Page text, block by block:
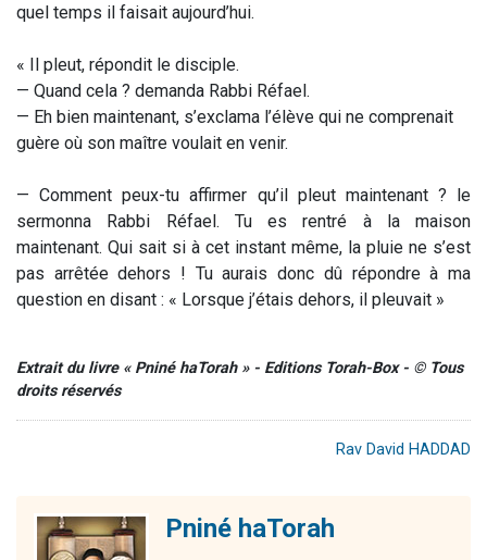
quel temps il faisait aujourd’hui.
« Il pleut, répondit le disciple.
— Quand cela ? demanda Rabbi Réfael.
— Eh bien maintenant, s’exclama l’élève qui ne comprenait
guère où son maître voulait en venir.
— Comment peux-tu affirmer qu’il pleut maintenant ? le
sermonna Rabbi Réfael. Tu es rentré à la maison
maintenant. Qui sait si à cet instant même, la pluie ne s’est
pas arrêtée dehors ! Tu aurais donc dû répondre à ma
question en disant : « Lorsque j’étais dehors, il pleuvait »
Extrait du livre « Pniné haTorah » - Editions Torah-Box - © Tous
droits réservés
Rav David HADDAD
Pniné haTorah